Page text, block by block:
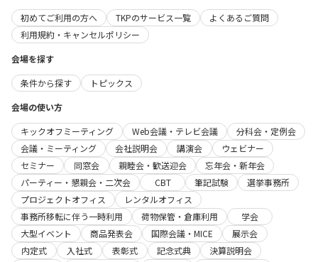
初めてご利用の方へ
TKPのサービス一覧
よくあるご質問
利用規約・キャンセルポリシー
会場を探す
条件から探す
トピックス
会場の使い方
キックオフミーティング
Web会議・テレビ会議
分科会・定例会
会議・ミーティング
会社説明会 講演会
ウェビナー
セミナー
同窓会 親睦会・歓送迎会
忘年会・新年会
パーティー・懇親会・二次会
CBT 筆記試験
選挙事務所
プロジェクトオフィス
レンタルオフィス
事務所移転に伴う一時利用
荷物保管・倉庫利用
学会
大型イベント
商品発表会 国際会議・MICE
展示会
内定式
入社式 表彰式 記念式典
決算説明会